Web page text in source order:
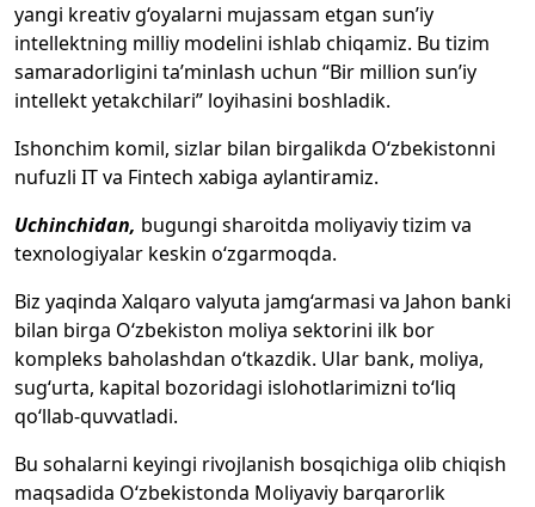
yangi kreativ g‘oyalarni mujassam etgan sun’iy
intellektning milliy modelini ishlab chiqamiz. Bu tizim
samaradorligini ta’minlash uchun “Bir million sun’iy
intellekt yetakchilari” loyihasini boshladik.
Ishonchim komil, sizlar bilan birgalikda O‘zbekistonni
nufuzli IT va Fintech xabiga aylantiramiz.
Uchinchidan, bugungi sharoitda moliyaviy tizim va
texnologiyalar keskin o‘zgarmoqda.
Biz yaqinda Xalqaro valyuta jamg‘armasi va Jahon banki
bilan birga O‘zbekiston moliya sektorini ilk bor
kompleks baholashdan o‘tkazdik. Ular bank, moliya,
sug‘urta, kapital bozoridagi islohotlarimizni to‘liq
qo‘llab-quvvatladi.
Bu sohalarni keyingi rivojlanish bosqichiga olib chiqish
maqsadida O‘zbekistonda Moliyaviy barqarorlik